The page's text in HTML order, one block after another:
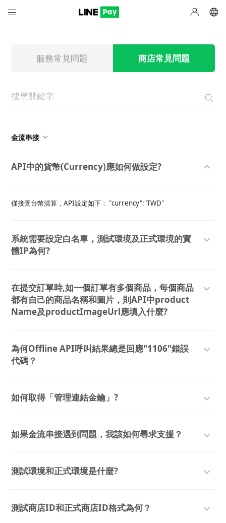
服務常見問題 商店常見問題
金流串接
API中的貨幣(Currency)應如何做設定?
僅接受台幣清算，API設定如下： "currency":"TWD"
系統需要設定白名單，測試環境及正式環境的實
體IP為何?
在提交訂單時,如一個訂單有多個商品，每個商品
都有自己的商品名稱和圖片，則API中product
Name及productImageUrl應填入什麼?
為何Offline API呼叫結果總是回應"1106"錯誤
代碼？
如何取得「管理連結金鑰」?
如果金流串接遇到問題，我該如何尋求支援？
測試環境和正式環境是什麼?
測試商店ID和正式商店ID格式為何？